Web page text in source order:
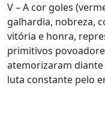
V – A cor goles
galhardia, nobreza,
vitória e honra,
primitivos
atemorizaram
luta constante pelo